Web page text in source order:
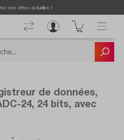
nos offres actuelles !
de données,
24, 24 bits, avec